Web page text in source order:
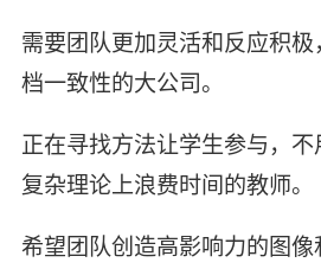
需要团队更加灵活和反应积
档一致性的大公司。
正在寻找方法让学生参与，
复杂理论上浪费时间的教师。
希望团队创造高影响力的图